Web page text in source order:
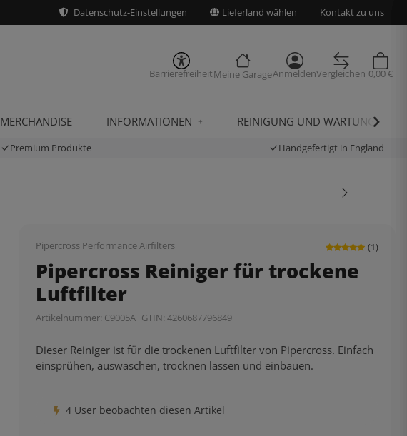
Datenschutz-Einstellungen Lieferland wählen Kontakt zu uns
BarrierefreiheitMeine GarageAnmeldenVergleichen 0,00 €
MERCHANDISE INFORMATIONEN REINIGUNG UND WARTUNG
Premium Produkte Handgefertigt in England
Pipercross Performance Airfilters (1)
Pipercross Reiniger für trockene
Luftfilter
Artikelnummer: C9005A GTIN: 4260687796849
Dieser Reiniger ist für die trockenen Luftfilter von Pipercross. Einfach
einsprühen, auswaschen, trocknen lassen und einbauen.
4 User beobachten diesen Artikel